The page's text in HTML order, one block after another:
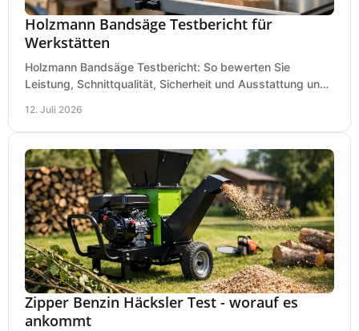
Holzmann Bandsäge Testbericht für
Werkstätten
Holzmann Bandsäge Testbericht: So bewerten Sie
Leistung, Schnittqualität, Sicherheit und Ausstattung und
12. Juli 2026
Zipper Benzin Häcksler Test - worauf es
ankommt